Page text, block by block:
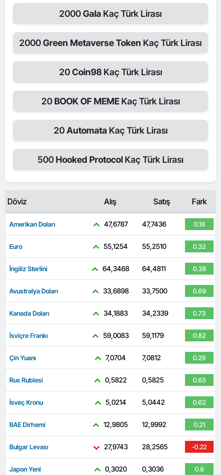
2000Gala Kaç Türk Lirası
2000Green Metaverse Token Kaç Türk Lirası
20Coin98 Kaç Türk Lirası
20BOOK OF MEME Kaç Türk Lirası
20Automata Kaç Türk Lirası
500Hooked Protocol Kaç Türk Lirası
Döviz Alış Satış Fark
Amerikan Doları 47,6787 47,7436 0.18
Euro 55,1254 55,2510 0.32
İngiliz Sterlini 64,3468 64,4811 0.38
Avustralya Doları 33,6898 33,7500 0.69
Kanada Doları 34,1883 34,2339 0.73
İsviçre Frankı 59,0083 59,1179 0.82
Çin Yuanı 7,0704 7,0812 0.29
Rus Rublesi 0,5822 0,5825 0.65
İsveç Kronu 5,0214 5,0442 0.62
BAE Dirhemi 12,9805 12,9992 0.21
Bulgar Levası 27,9743 28,2565 -0.22
Japon Yeni 0,3020 0,3036 0.6